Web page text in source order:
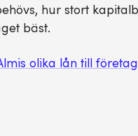
hur stort
bäst.
olika lån till företag